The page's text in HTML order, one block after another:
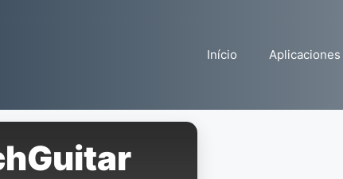
Início Aplicaciones